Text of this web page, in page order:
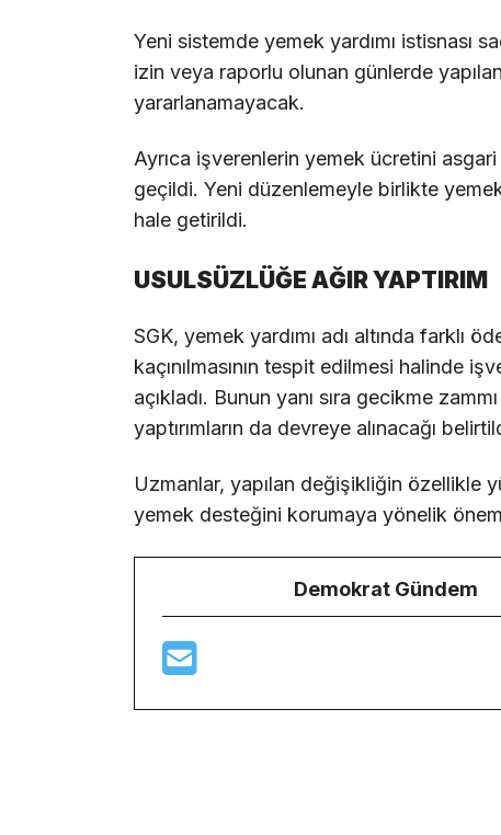
Yeni sistemde yemek yardımı istisnası
izin veya raporlu olunan günlerde
yararlanamayacak.
Ayrıca işverenlerin yemek ücretini
geçildi. Yeni düzenlemeyle birlikte
hale getirildi.
USULSÜZLÜĞE AĞIR YAPTIRIM
SGK, yemek yardımı adı altında farklı
kaçınılmasının tespit edilmesi halinde
açıkladı. Bunun yanı sıra gecikme
yaptırımların da devreye alınacağı
Uzmanlar, yapılan değişikliğin özellikle
yemek desteğini korumaya yönelik
Demokrat Gündem